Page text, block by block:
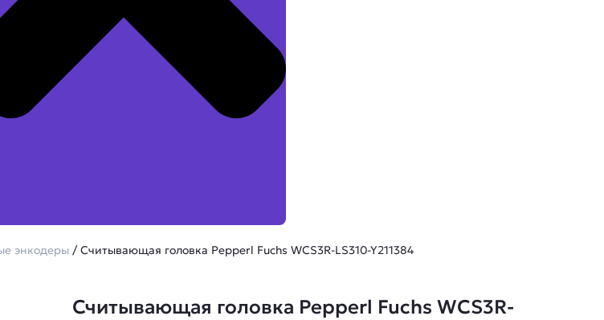
энкодеры / Считывающая головка Pepperl Fuchs WCS3R-LS310-Y211384
Считывающая головка Pepperl Fuchs WCS3R-